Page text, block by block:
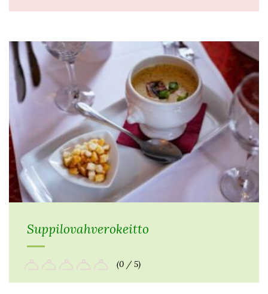
Suppilovahverokeitto
(0 / 5)